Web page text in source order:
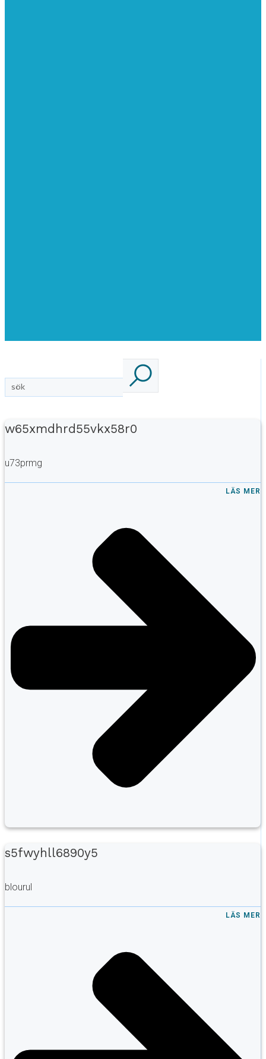
w65xmdhrd55vkx58r0
u73prmg
LÄS MER
s5fwyhll6890y5
blourul
LÄS MER